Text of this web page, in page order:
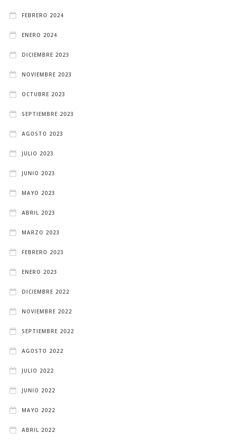
FEBRERO 2024
ENERO 2024
DICIEMBRE 2023
NOVIEMBRE 2023
OCTUBRE 2023
SEPTIEMBRE 2023
AGOSTO 2023
JULIO 2023
JUNIO 2023
MAYO 2023
ABRIL 2023
MARZO 2023
FEBRERO 2023
ENERO 2023
DICIEMBRE 2022
NOVIEMBRE 2022
SEPTIEMBRE 2022
AGOSTO 2022
JULIO 2022
JUNIO 2022
MAYO 2022
ABRIL 2022